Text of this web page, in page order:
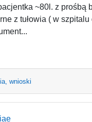
~80l. z prośbą
z tułowia ( w
wnioski